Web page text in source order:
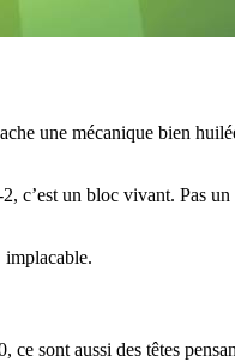
une mécanique bien
un bloc vivant. Pas
implacable.
sont aussi des têtes